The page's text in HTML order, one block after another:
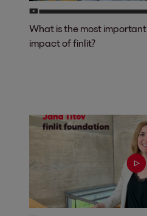
What is the most important
impact of finlit?